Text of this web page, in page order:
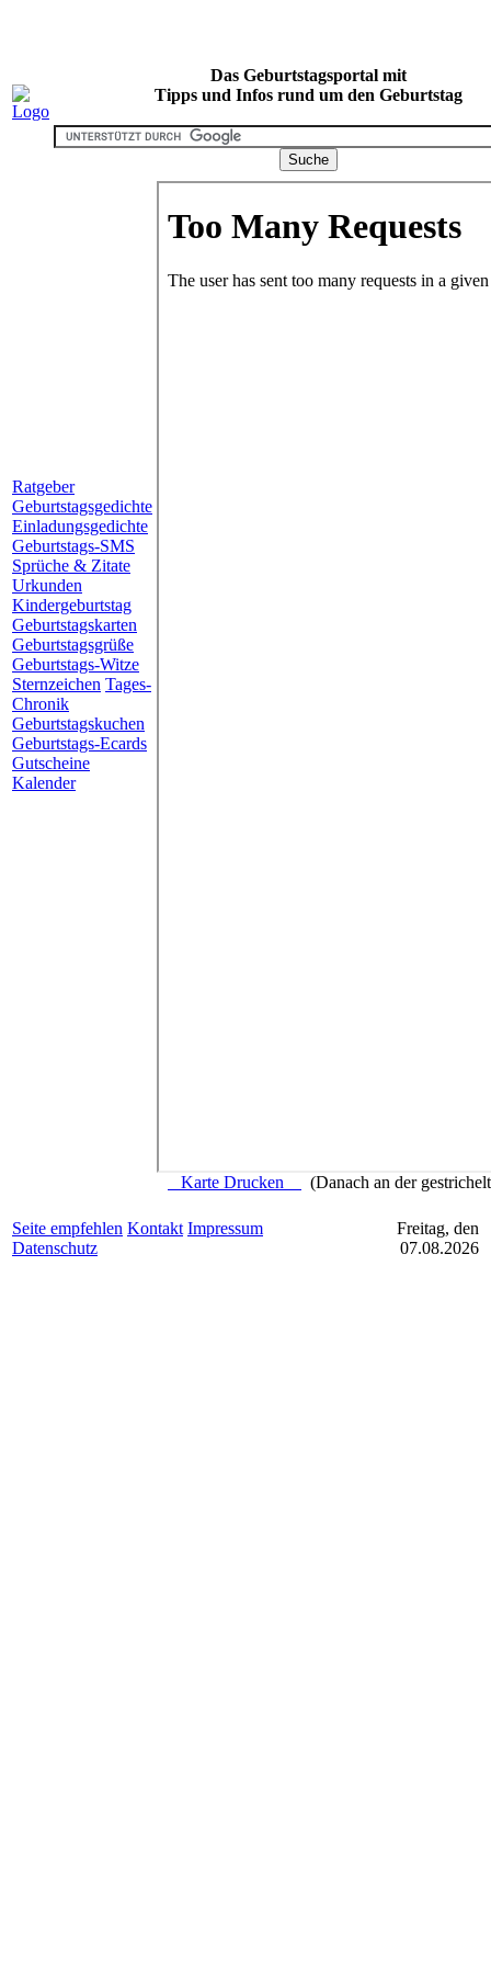
Das Geburtstagsportal mit
Tipps und Infos rund um den Geburtstag
Ratgeber
Geburtstagsgedichte
Einladungsgedichte
Geburtstags-SMS
Sprüche & Zitate
Urkunden
Kindergeburtstag
Geburtstagskarten
Geburtstagsgrüße
Geburtstags-Witze
Sternzeichen Tages-
Chronik
Geburtstagskuchen
Geburtstags-Ecards
Gutscheine
Kalender
Karte Drucken (Danach an der
Seite empfehlen Kontakt Impressum
Datenschutz
Freitag, den
07.08.2026